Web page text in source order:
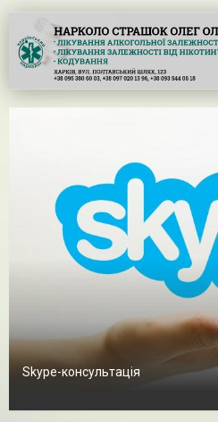
Skype-консультація